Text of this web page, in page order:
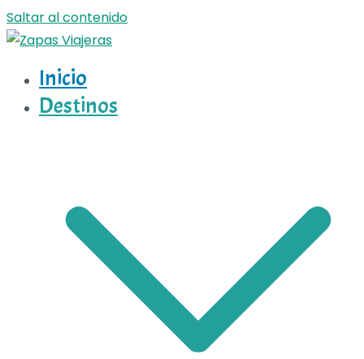
Saltar al contenido
Zapas Viajeras
Zapas Viajeras viajes y escapadas pa que te copies
Inicio
Destinos